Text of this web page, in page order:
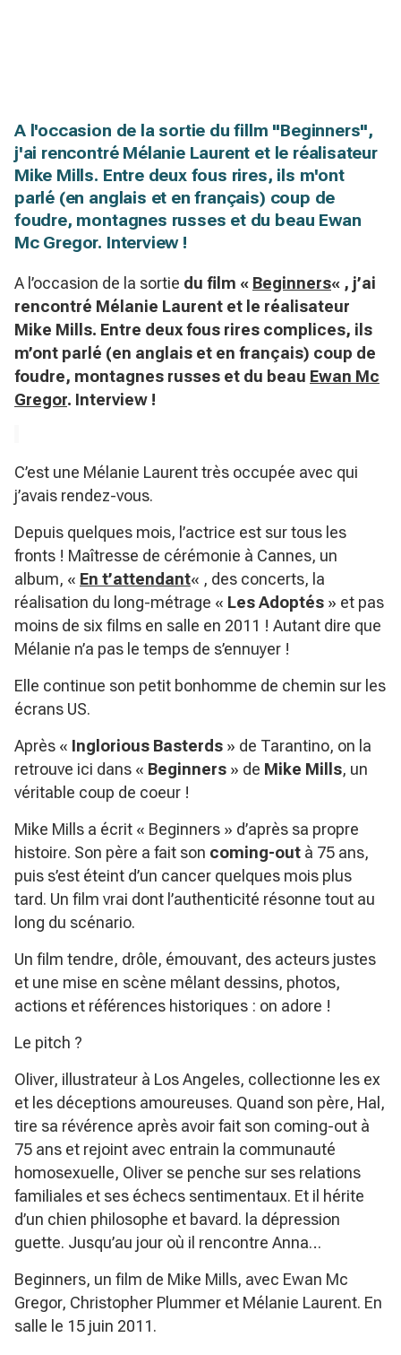
A l'occasion de la sortie du fillm "Beginners",
j'ai rencontré Mélanie Laurent et le réalisateur
Mike Mills. Entre deux fous rires, ils m'ont
parlé (en anglais et en français) coup de
foudre, montagnes russes et du beau Ewan
Mc Gregor. Interview !
A l’occasion de la sortie du film « Beginners« , j’ai
rencontré Mélanie Laurent et le réalisateur
Mike Mills. Entre deux fous rires complices, ils
m’ont parlé (en anglais et en français) coup de
foudre, montagnes russes et du beau Ewan Mc
Gregor. Interview !
C’est une Mélanie Laurent très occupée avec qui
j’avais rendez-vous.
Depuis quelques mois, l’actrice est sur tous les
fronts ! Maîtresse de cérémonie à Cannes, un
album, « En t’attendant« , des concerts, la
réalisation du long-métrage « Les Adoptés » et pas
moins de six films en salle en 2011 ! Autant dire que
Mélanie n’a pas le temps de s’ennuyer !
Elle continue son petit bonhomme de chemin sur les
écrans US.
Après « Inglorious Basterds » de Tarantino, on la
retrouve ici dans « Beginners » de Mike Mills, un
véritable coup de coeur !
Mike Mills a écrit « Beginners » d’après sa propre
histoire. Son père a fait son coming-out à 75 ans,
puis s’est éteint d’un cancer quelques mois plus
tard. Un film vrai dont l’authenticité résonne tout au
long du scénario.
Un film tendre, drôle, émouvant, des acteurs justes
et une mise en scène mêlant dessins, photos,
actions et références historiques : on adore !
Le pitch ?
Oliver, illustrateur à Los Angeles, collectionne les ex
et les déceptions amoureuses. Quand son père, Hal,
tire sa révérence après avoir fait son coming-out à
75 ans et rejoint avec entrain la communauté
homosexuelle, Oliver se penche sur ses relations
familiales et ses échecs sentimentaux. Et il hérite
d’un chien philosophe et bavard. la dépression
guette. Jusqu’au jour où il rencontre Anna…
Beginners, un film de Mike Mills, avec Ewan Mc
Gregor, Christopher Plummer et Mélanie Laurent. En
salle le 15 juin 2011.